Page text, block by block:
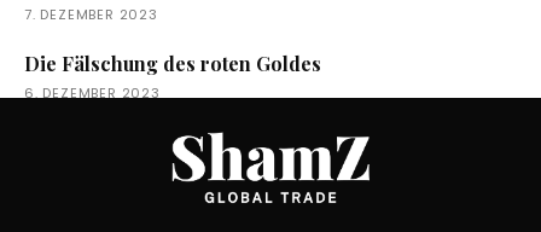
7. DEZEMBER 2023
Die Fälschung des roten Goldes
6. DEZEMBER 2023